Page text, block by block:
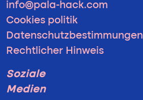
info@pala-hack.com
Cookies politik
Datenschutzbestimmungen
Rechtlicher Hinweis
Soziale
Medien